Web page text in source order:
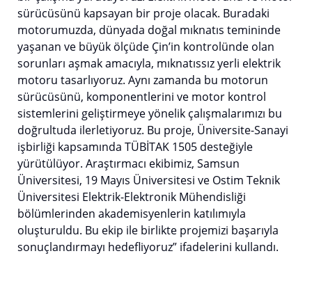
sürücüsünü kapsayan bir proje olacak. Buradaki
motorumuzda, dünyada doğal mıknatıs temininde
yaşanan ve büyük ölçüde Çin’in kontrolünde olan
sorunları aşmak amacıyla, mıknatıssız yerli elektrik
motoru tasarlıyoruz. Aynı zamanda bu motorun
sürücüsünü, komponentlerini ve motor kontrol
sistemlerini geliştirmeye yönelik çalışmalarımızı bu
doğrultuda ilerletiyoruz. Bu proje, Üniversite-Sanayi
işbirliği kapsamında TÜBİTAK 1505 desteğiyle
yürütülüyor. Araştırmacı ekibimiz, Samsun
Üniversitesi, 19 Mayıs Üniversitesi ve Ostim Teknik
Üniversitesi Elektrik-Elektronik Mühendisliği
bölümlerinden akademisyenlerin katılımıyla
oluşturuldu. Bu ekip ile birlikte projemizi başarıyla
sonuçlandırmayı hedefliyoruz” ifadelerini kullandı.